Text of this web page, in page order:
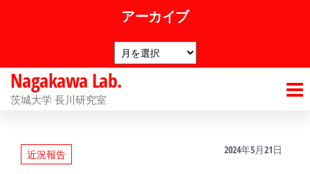
ン
ツ
アーカイブ
ー
カ
Nagakawa Lab.
茨城大学 長川研究室
近況報告 2024年5月21日